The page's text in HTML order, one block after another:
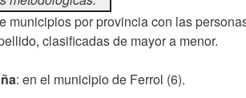
municipios por provincia con las
clasificadas de mayor a menor.
: en el municipio de Ferrol (6).